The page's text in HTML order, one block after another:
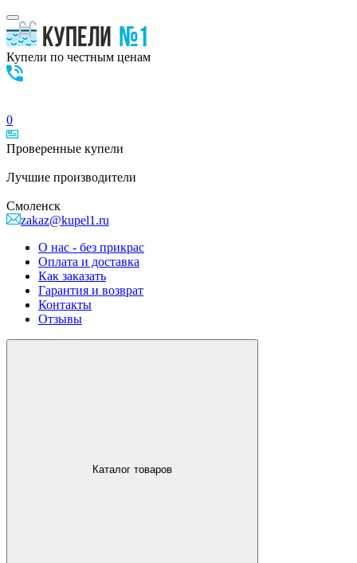
Купели по честным ценам
0
Проверенные купели
Лучшие производители
Смоленск
zakaz@kupel1.ru
О нас - без прикрас
Оплата и доставка
Как заказать
Гарантия и возврат
Контакты
Отзывы
Каталог товаров